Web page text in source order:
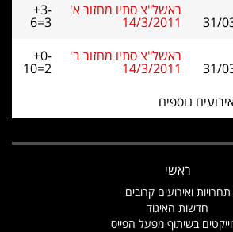
31/
ראשל"צ סתיו מחזור א'
14/3/2011
+3-
6=3
31/
ראשל"צ סתיו מחזור ב'
14/3/2011
+0-
10=2
נוספים
ראשי
תחרויות ואירועים קרובים
חדשות האיגוד
בשיתוף מפעל הפייס